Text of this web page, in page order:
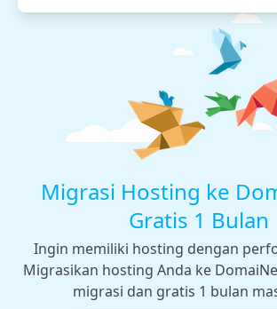
Migrasi Hosting ke
Gratis 1 Bulan
Ingin memiliki hosting dengan
Migrasikan hosting Anda ke
migrasi dan gratis 1 bulan